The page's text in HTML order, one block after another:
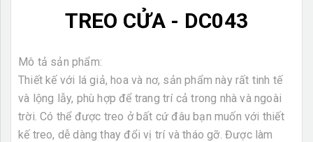
TREO CỬA - DC043
Mô tả sản phẩm:
Thiết kế với lá giả, hoa và nơ, sản phẩm này rất tinh tế
và lộng lẫy, phù hợp để trang trí cả trong nhà và ngoài
trời. Có thể được treo ở bất cứ đâu bạn muốn với thiết
kế treo, dễ dàng thay đổi vị trí và tháo gỡ. Được làm